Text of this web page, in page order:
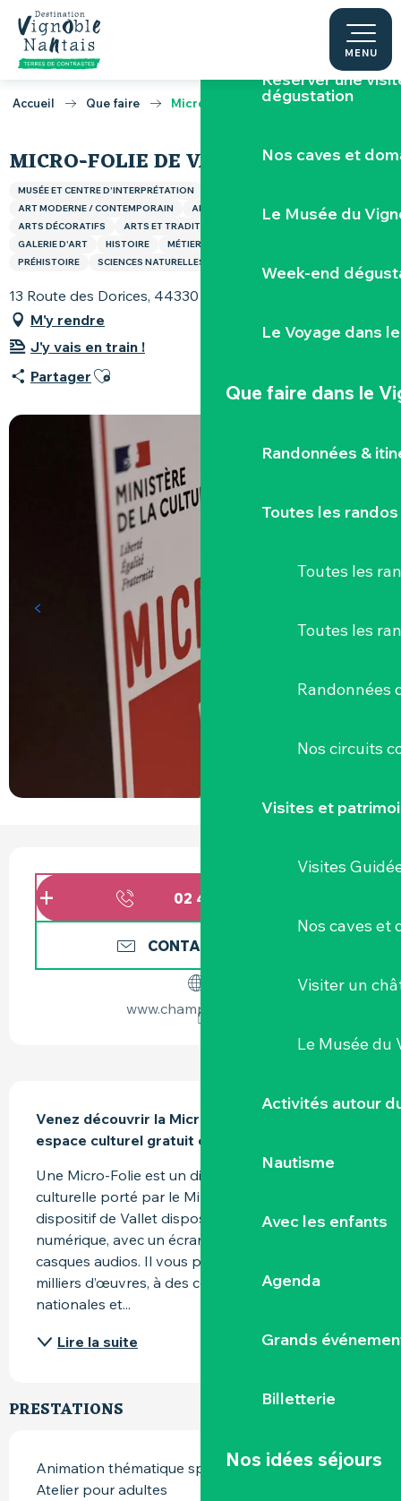
Aller
contenu
principal
MENU
Escape
Réserver une
dégustation
Nos caves et
Le Musée du
Week-end
Le Voyage dans
Que faire dans le
Randonnées &
Toutes les randos
Toutes les
Toutes les
Randonnées
Nos circuits
Visites et
Visites
Nos caves et
Visiter un
Le Musée du
Activités autour
Nautisme
Avec les enfants
Agenda
Grands
Billetterie
Nos idées séjours
Accueil Que faire Micro-Folie de Vallet
MICRO-FOLIE DE VALLET
MUSÉE ET CENTRE D'INTERPRÉTATION
ART MODERNE / CONTEMPORAIN
ART SACRÉ
ARTISANAT
ARTS DÉCORATIFS
ARTS ET TRADITIONS POPULAIRES
GALERIE D'ART
HISTOIRE MÉTIERS
PRÉHISTOIRE
SCIENCES NATURELLES
13 Route des Dorices, 44330 Vallet
M'y rendre
J'y vais en train !
Partager Ajouter aux favoris
OUVERTURE ET COORDONNÉES
02 40 36 42
CONTACTEZ-NOUS
www.champilambart.fr
Venez découvrir la Micro Folie de Vallet, nouvel
espace culturel gratuit et ouvert à tous.
Une Micro-Folie est un dispositif de politique
culturelle porté par le Ministère de la Culture.| Le
dispositif de Vallet dispose :| D'un musée
numérique, avec un écran, des tablettes, des
casques audios. Il vous permet d’accéder à des
milliers d’œuvres, à des collections régionales,
nationales et...
Lire la suite
PRESTATIONS
Animation thématique spécifique
Atelier pour adultes